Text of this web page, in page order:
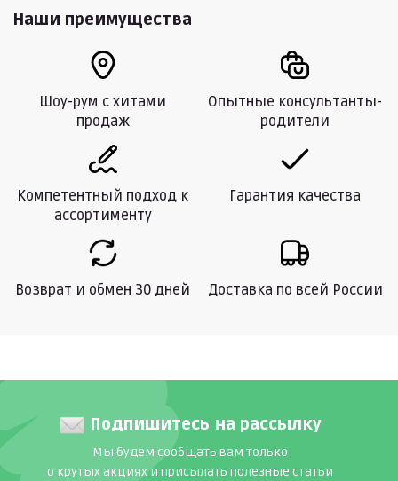
Наши преимущества
Шоу-рум с хитами
продаж
Опытные консультанты-
родители
Компетентный подход к
ассортименту
Гарантия качества
Возврат и обмен 30 дней Доставка по всей России
Подпишитесь на рассылку
Мы будем сообщать вам только
о крутых акциях и присылать полезные статьи